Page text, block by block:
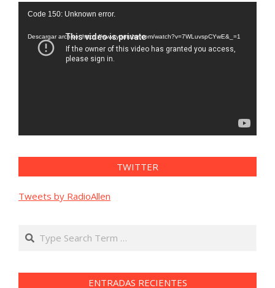
Reproductor
vídeo
Code 150: Unknown error.
Descargar archivo: https://www.youtube.com/watch?v=7WLuvspCYwE&_=1
TWITTER
Tweets by RadioAllen
Search
ENTRADAS RECIENTES